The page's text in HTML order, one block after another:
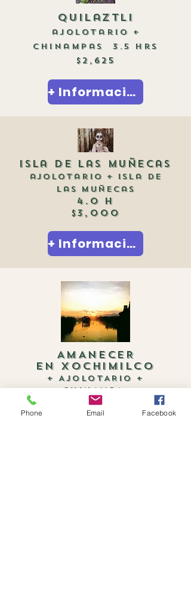
quilaztli
ajolotario +
chinampas 3.5 h​rs
$2,625
+ Información
isla de las muñecas
ajolotario + isla de
las muñecas
4.0 h​
$3,000
+ Información
AMANECER
EN XOCHIMILCO
+ AJOLOTARIO +
CHINAMPA
3.0 h​rs
$2,250
Phone Email Facebook